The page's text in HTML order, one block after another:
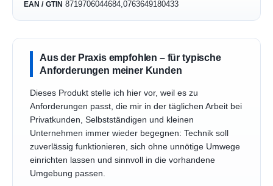
EAN / GTIN 8719706044684,0763649180433
Aus der Praxis empfohlen – für typische
Anforderungen meiner Kunden
Dieses Produkt stelle ich hier vor, weil es zu
Anforderungen passt, die mir in der täglichen Arbeit bei
Privatkunden, Selbstständigen und kleinen
Unternehmen immer wieder begegnen: Technik soll
zuverlässig funktionieren, sich ohne unnötige Umwege
einrichten lassen und sinnvoll in die vorhandene
Umgebung passen.